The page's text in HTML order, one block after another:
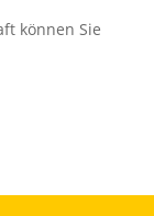
können Sie